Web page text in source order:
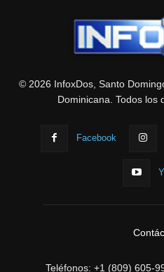
© 2026 InfoxDos, Santo
Dominicana. Todos los
Facebook
Teléfonos: +1 (809) 605-